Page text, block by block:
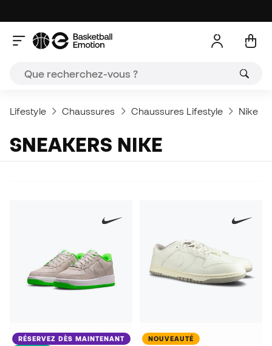
Lifestyle Chaussures Chaussures Lifestyle Nike
SNEAKERS NIKE
RÉSERVEZ DÈS MAINTENANT
NOUVEAUTÉ